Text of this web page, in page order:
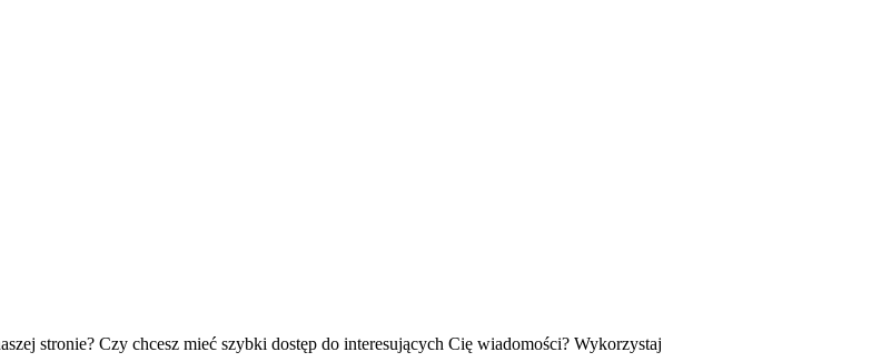
stronie? Czy chcesz mieć szybki dostęp do interesujących Cię wiadomości? Wykorzystaj